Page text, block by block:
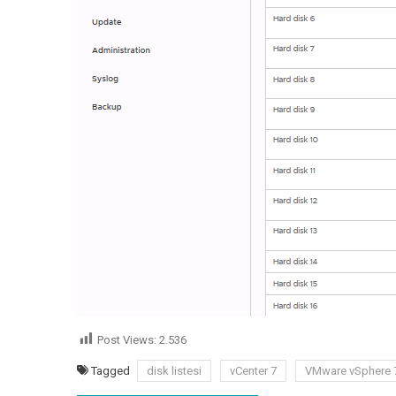
Post Views: 2.536
Tagged disk listesi vCenter 7 VMware vSphere